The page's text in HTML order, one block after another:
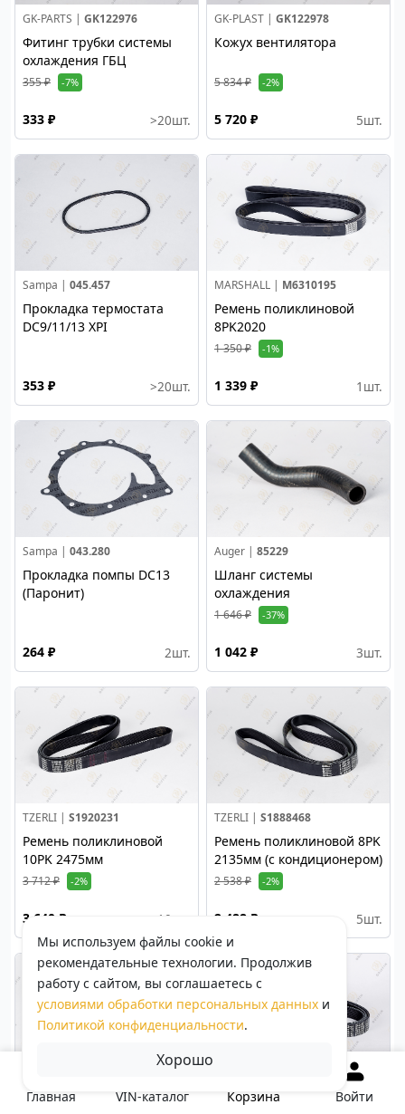
Главная VIN-каталог Корзина Войти
GK-PARTS | GK122976
Фитинг трубки системы
охлаждения ГБЦ
355 ₽ -7%
333 ₽ >20шт.
GK-PLAST | GK122978
Кожух вентилятора
5 834 ₽ -2%
5 720 ₽ 5шт.
Sampa | 045.457
Прокладка термостата
DC9/11/13 XPI
353 ₽ >20шт.
MARSHALL | M6310195
Ремень поликлиновой
8PK2020
1 350 ₽ -1%
1 339 ₽ 1 шт.
Sampa | 043.280
Прокладка помпы DC13
(Паронит)
264 ₽ 2шт.
Auger | 85229
Шланг системы
охлаждения
1 646 ₽ -37%
1 042 ₽ 3шт.
TZERLI | S1920231
Ремень поликлиновой
10PK 2475мм
3 712 ₽ -2%
3 640 ₽ 10
TZERLI | S1888468
Ремень поликлиновой 8PK
2135мм (с кондиционером)
2 538 ₽ -2%
2 488 ₽ 5шт.
Ремень поликлиновой 8PK Поликлиновой ремень 8PK
Мы используем файлы cookie и
рекомендательные технологии. Продолжив
работу с сайтом, вы соглашаетесь с
условиями обработки персональных данных и
Политикой конфиденциальности.
Хорошо